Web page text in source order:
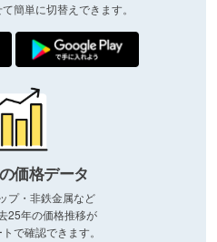
簡単に切替えできます。
価格データ
プ・非鉄金属など
25年の価格推移が
で確認できます。